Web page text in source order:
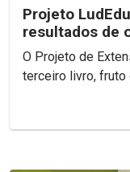
Projeto
resultados de
Educação
O Projeto de
terceiro livro, fruto